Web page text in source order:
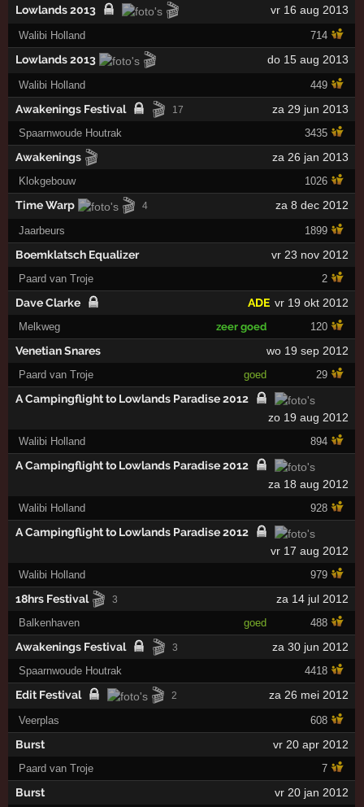
Lowlands 2013 🎬 vr 16 aug 2013
Walibi Holland 714
Lowlands 2013 🎬 do 15 aug 2013
Walibi Holland 449
Awakenings Festival 🎬 17 za 29 jun 2013
Spaarnwoude Houtrak 3435
Awakenings 🎬 za 26 jan 2013
Klokgebouw 1026
Time Warp 🎬 4 za 8 dec 2012
Jaarbeurs 1899
Boemklatsch Equalizer vr 23 nov 2012
Paard van Troje 2
Dave Clarke vr 19 okt 2012
ADE
Melkweg zeer goed 120
Venetian Snares wo 19 sep 2012
Paard van Troje goed 29
A Campingflight to Lowlands Paradise 2012
zo 19 aug 2012
Walibi Holland 894
A Campingflight to Lowlands Paradise 2012
za 18 aug 2012
Walibi Holland 928
A Campingflight to Lowlands Paradise 2012
vr 17 aug 2012
Walibi Holland 979
18hrs Festival 🎬 3 za 14 jul 2012
Balkenhaven goed 488
Awakenings Festival 🎬 3 za 30 jun 2012
Spaarnwoude Houtrak 4418
Edit Festival 🎬 2 za 26 mei 2012
Veerplas 608
Burst vr 20 apr 2012
Paard van Troje 7
Burst vr 20 jan 2012